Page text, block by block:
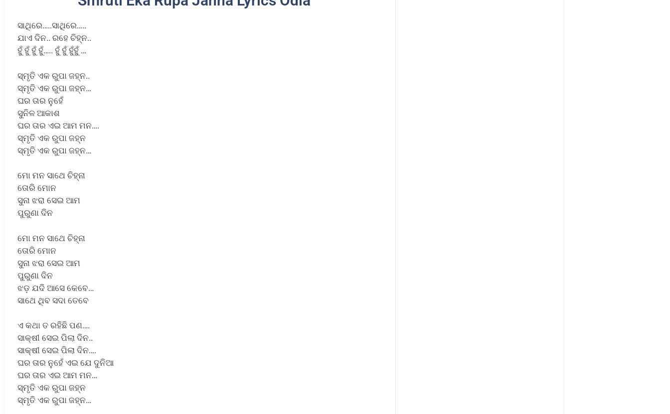
ସାଥିରେ…..ସାଥିରେ…..
ଯାଏ ଦିନ.. ରହେ ଚିହ୍ନ..
ହୁଁ ହୁଁ ହୁଁ ହୁଁ….. ହୁଁ ହୁଁ ହୁଁହୁଁ …
ସ୍ମୃତି ଏକ ରୁପା ଜହ୍ନ..
ସ୍ମୃତି ଏକ ରୁପା ଜହ୍ନ…
ଘର ତାର ନୁହେଁ
ସୁନିଳ ଆକାଶ
ଘର ତାର ଏଇ ଆମ ମନ….
ସ୍ମୃତି ଏକ ରୁପା ଜହ୍ନ
ସ୍ମୃତି ଏକ ରୁପା ଜହ୍ନ…
ମୋ ମନ ସାଥେ ଚିହ୍ନା
ତୋରି ମୋନ
ସୁନା ଝରା ସେଇ ଆମ
ପୁରୁଣା ଦିନ
ମୋ ମନ ସାଥେ ଚିହ୍ନା
ତୋରି ମୋନ
ସୁନା ଝରା ସେଇ ଆମ
ପୁରୁଣା ଦିନ
ଝଡ଼ ଯଦି ଆସେ କେବେ…
ସାଥେ ଥିବ ସଦା ତେବେ
ଏ କଥା ତ ରହିଛି ପଣ….
ସାକ୍ଷୀ ସେଇ ପିଲା ଦିନ..
ସାକ୍ଷୀ ସେଇ ପିଲା ଦିନ….
ଘର ତାର ନୁହେଁ ଏଇ ଯେ ଦୁନିଆ
ଘର ତାର ଏଇ ଆମ ମନ…
ସ୍ମୃତି ଏକ ରୁପା ଜହ୍ନ
ସ୍ମୃତି ଏକ ରୁପା ଜହ୍ନ…